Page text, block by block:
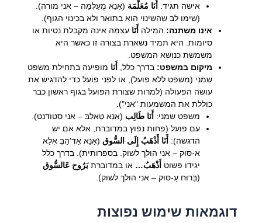
אישה תגיד: أَنَا مُعَلِّمَة (אַנַא מֻעַלִּמַה – אני מורה).
(שימו לב שהשינוי הוא בתואר ולא בכינוי הגוף).
אינו משתנה: המילה أَنَا עצמה אינה מקבלת נטיות או
סיומות. היא תמיד נשארת בצורה זו כאשר היא
משמשת כנושא המשפט.
מיקום במשפט: בדרך כלל, أَنَا מופיעה בתחילת משפט
שמני (משפט ללא פועל), או לפני פועל כדי להדגיש את
עושה הפעולה (למרות שצורת הפועל בגוף ראשון כבר
כוללת את המשמעות "אני").
משפט שמני: أَنَا طَالِب (אַנַא טַאלִבּ – אני סטודנט).
עם פועל (פחות נפוץ במדוברת, אלא אם יש
הדגשה): أَنَا أَذْهَبُ إِلَى السُّوق(אַנַא אַדְ'הַבֻּ אִלַא
א-סּוּק – אני הולך לשוק. בספרותית). בדרך כלל
יגידו פשוט أَذْهَبُ… או במדוברתبَرُوح عَالسُّوق
(בַּרוּח עַ-סּוּק – אני הולך לשוק).
דוגמאות שימוש נפוצות